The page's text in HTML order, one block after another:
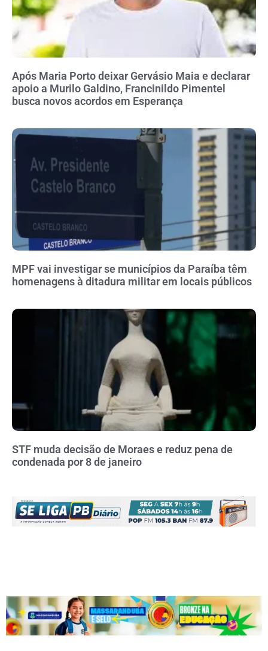
Após Maria Porto deixar Gervásio Maia e declarar
apoio a Murilo Galdino, Francinildo Pimentel
busca novos acordos em Esperança
MPF vai investigar se municípios da Paraíba têm
homenagens à ditadura militar em locais públicos
STF muda decisão de Moraes e reduz pena de
condenada por 8 de janeiro